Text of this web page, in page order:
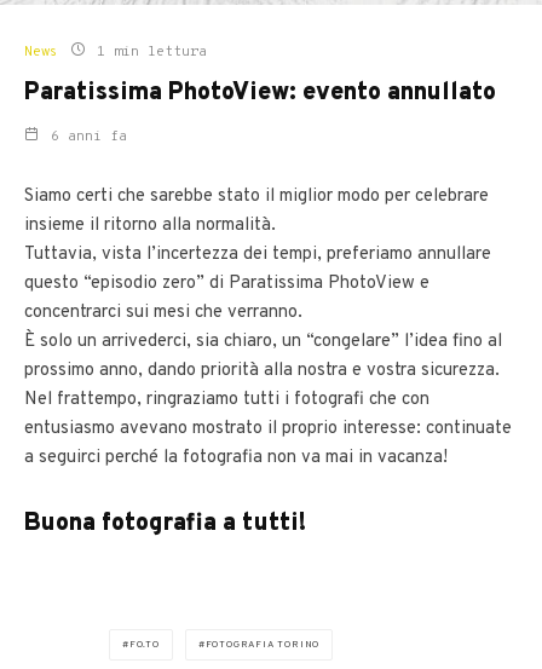
News 1 min lettura
Paratissima PhotoView: evento annullato
6 anni fa
Siamo certi che sarebbe stato il miglior modo per celebrare
insieme il ritorno alla normalità.
Tuttavia, vista l’incertezza dei tempi, preferiamo annullare
questo “episodio zero” di Paratissima PhotoView e
concentrarci sui mesi che verranno.
È solo un arrivederci, sia chiaro, un “congelare” l’idea fino al
prossimo anno, dando priorità alla nostra e vostra sicurezza.
Nel frattempo, ringraziamo tutti i fotografi che con
entusiasmo avevano mostrato il proprio interesse: continuate
a seguirci perché la fotografia non va mai in vacanza!
Buona fotografia a tutti!
FO.TO FOTOGRAFIA TORINO